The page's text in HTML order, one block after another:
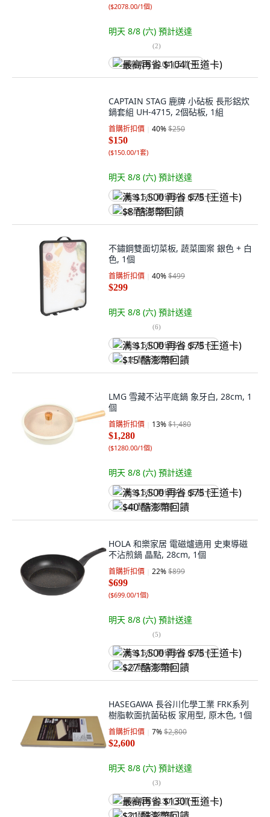
($2078.00/1個)
明天 8/8 (六) 預計送達
(2)
最高再省 $104 (王道卡)
CAPTAIN STAG 鹿牌 小砧板 長形鋁炊
鍋套組 UH-4715, 2個砧板, 1組
首購折扣價 40%$250
$150
($150.00/1套)
明天 8/8 (六) 預計送達
满 $1,500 再省 $75 (王道卡)
$8 酷澎幣回饋
不鏽鋼雙面切菜板, 蔬菜圖案 銀色 + 白
色, 1個
首購折扣價 40%$499
$299
明天 8/8 (六) 預計送達
(6)
满 $1,500 再省 $75 (王道卡)
$15 酷澎幣回饋
LMG 雪藏不沾平底鍋 象牙白, 28cm, 1
個
首購折扣價 13%$1,480
$1,280
($1280.00/1個)
明天 8/8 (六) 預計送達
满 $1,500 再省 $75 (王道卡)
$40 酷澎幣回饋
HOLA 和樂家居 電磁爐適用 史東導磁
不沾煎鍋 晶點, 28cm, 1個
首購折扣價 22%$899
$699
($699.00/1個)
明天 8/8 (六) 預計送達
(5)
满 $1,500 再省 $75 (王道卡)
$27 酷澎幣回饋
HASEGAWA 長谷川化學工業 FRK系列
樹脂軟面抗菌砧板 家用型, 原木色, 1個
首購折扣價 7%$2,800
$2,600
明天 8/8 (六) 預計送達
(3)
最高再省 $130 (王道卡)